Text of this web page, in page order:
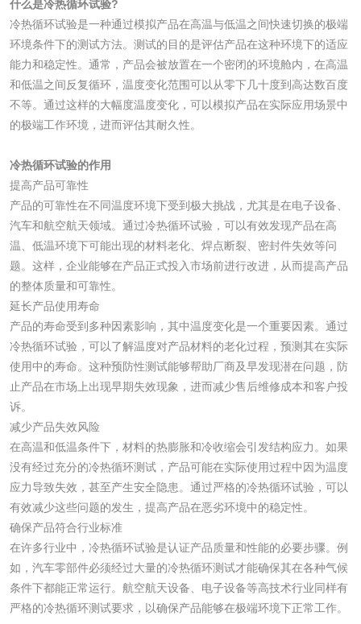
什么是冷热循环试验?
冷热循环试验是一种通过模拟产品在高温与低温之间快速切换的极端
环境条件下的测试方法。测试的目的是评估产品在这种环境下的适应
能力和稳定性。通常，产品会被放置在一个密闭的环境舱内，在高温
和低温之间反复循环，温度变化范围可以从零下几十度到高达数百度
不等。通过这样的大幅度温度变化，可以模拟产品在实际应用场景中
的极端工作环境，进而评估其耐久性。
冷热循环试验的作用
提高产品可靠性
产品的可靠性在不同温度环境下受到极大挑战，尤其是在电子设备、
汽车和航空航天领域。通过冷热循环试验，可以有效发现产品在高
温、低温环境下可能出现的材料老化、焊点断裂、密封件失效等问
题。这样，企业能够在产品正式投入市场前进行改进，从而提高产品
的整体质量和可靠性。
延长产品使用寿命
产品的寿命受到多种因素影响，其中温度变化是一个重要因素。通过
冷热循环试验，可以了解温度对产品材料的老化过程，预测其在实际
使用中的寿命。这种预防性测试能够帮助厂商及早发现潜在问题，防
止产品在市场上出现早期失效现象，进而减少售后维修成本和客户投
诉。
减少产品失效风险
在高温和低温条件下，材料的热膨胀和冷收缩会引发结构应力。如果
没有经过充分的冷热循环测试，产品可能在实际使用过程中因为温度
应力导致失效，甚至产生安全隐患。通过严格的冷热循环试验，可以
有效减少这些问题的发生，提高产品在恶劣环境中的稳定性。
确保产品符合行业标准
在许多行业中，冷热循环试验是认证产品质量和性能的必要步骤。例
如，汽车零部件必须经过大量的冷热循环测试才能确保其在各种气候
条件下都能正常运行。航空航天设备、电子设备等高技术行业同样有
严格的冷热循环测试要求，以确保产品能够在极端环境下正常工作。
花露水检测 蚊香液检测
清洗剂检测
水处理剂
工业乳状氢氧化钙
检测
铝酸钙检测
三氯异氰尿酸检测 磷酸二氢铵检测
活性炭
测
脱硫脱硝活性炭检
测
煤质活性炭检测